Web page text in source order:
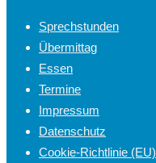
Sprechstunden
Übermittag
Essen
Termine
Impressum
Datenschutz
Cookie-Richtlinie (EU)